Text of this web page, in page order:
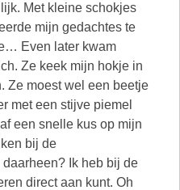
Met kleine schokjes
mijn gedachtes te
Even later kwam
Ze keek mijn hokje in
Ze moest wel een beetje
met een stijve piemel
een snelle kus op mijn
bij de
Ik heb bij de
direct aan kunt. Oh